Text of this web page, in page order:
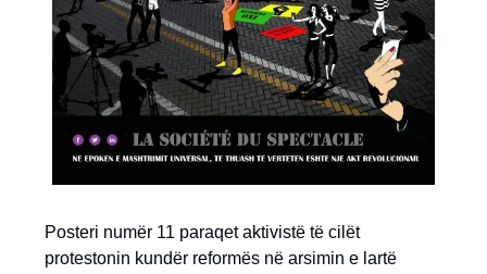
Posteri numër 11 paraqet aktivistë të cilët
protestonin kundër reformës në arsimin e lartë